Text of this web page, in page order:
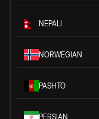
NEPALI
NORWEGIAN
PASHTO
PERSIAN